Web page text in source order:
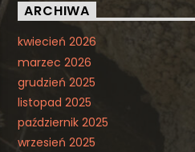
ARCHIWA
kwiecień 2026
marzec 2026
grudzień 2025
listopad 2025
październik 2025
wrzesień 2025